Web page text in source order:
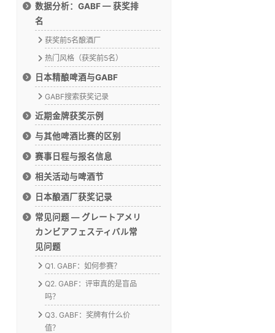
数据分析：GABF — 获奖排
名
获奖前5名酿酒厂
热门风格（获奖前5名）
日本精酿啤酒与GABF
GABF搜索获奖记录
近期金牌获奖示例
与其他啤酒比赛的区别
赛事日程与报名信息
相关活动与啤酒节
日本酿酒厂获奖记录
常见问题 — グレートアメリ
カンビアフェスティバル常
见问题
Q1. GABF：如何参赛？
Q2. GABF：评审真的是盲品
吗？
Q3. GABF：奖牌有什么价
值？